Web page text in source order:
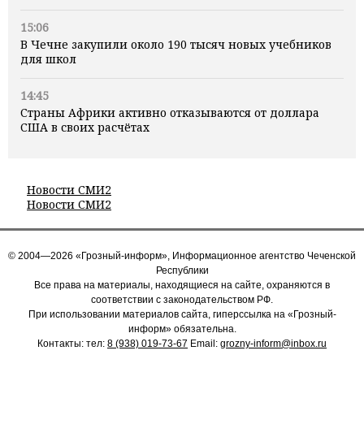
15:06
В Чечне закупили около 190 тысяч новых учебников
для школ
14:45
Страны Африки активно отказываются от доллара
США в своих расчётах
Новости СМИ2
Новости СМИ2
© 2004—2026 «Грозный-информ», Информационное агентство Чеченской
Республики
Все права на материалы, находящиеся на сайте, охраняются в
соответствии с законодательством РФ.
При использовании материалов сайта, гиперссылка на «Грозный-
информ» обязательна.
Контакты: тел: 8 (938) 019-73-67 Email: grozny-inform@inbox.ru